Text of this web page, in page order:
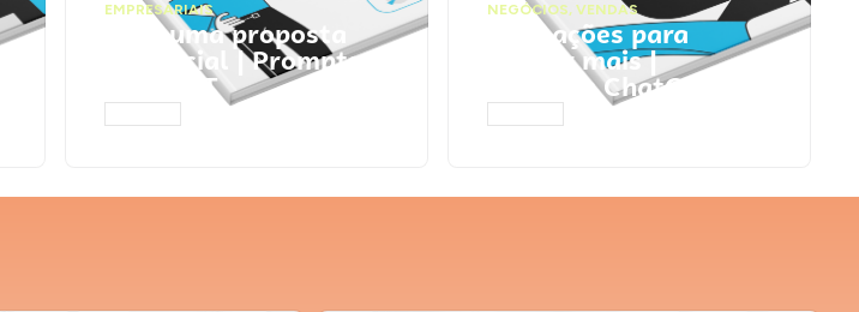
EMPRESARIAIS
Faça uma proposta
comercial | Prompts
ChatGPT
NEGÓCIOS, VENDAS
Faça ações para
vender mais |
Prompts ChatGPT